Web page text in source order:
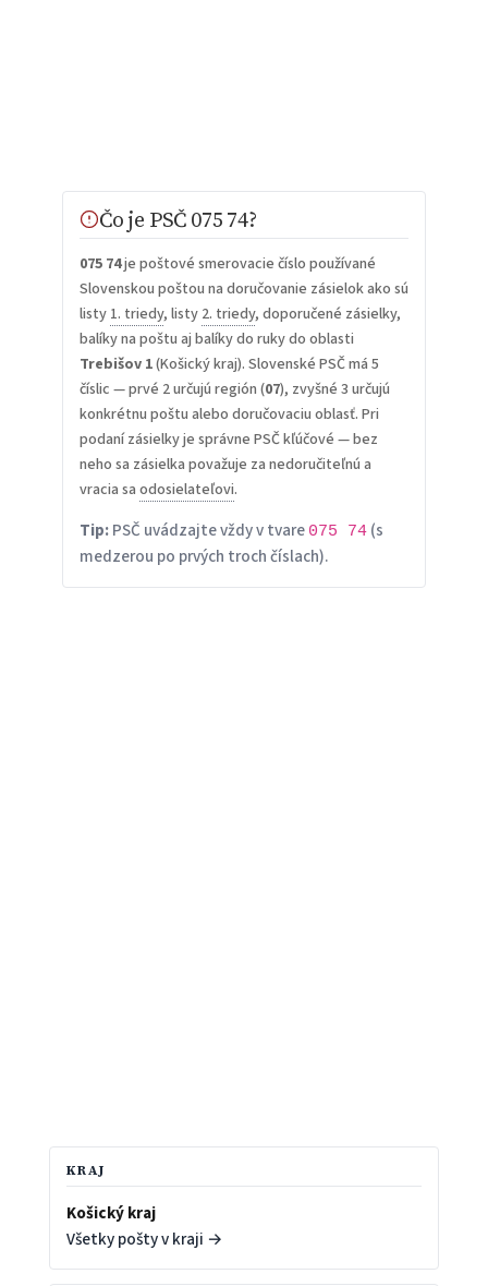
Čo je PSČ 075 74?
075 74je poštové smerovacie číslo používané
Slovenskou poštou na doručovanie zásielok ako sú
listy 1. triedy, listy 2. triedy, doporučené zásielky,
balíky na poštu aj balíky do ruky do oblasti
Trebišov 1(Košický kraj). Slovenské PSČ má 5
číslic — prvé 2 určujú región (07), zvyšné 3 určujú
konkrétnu poštu alebo doručovaciu oblasť. Pri
podaní zásielky je správne PSČ kľúčové — bez
neho sa zásielka považuje za nedoručiteľnú a
vracia sa odosielateľovi.
Tip:PSČ uvádzajte vždy v tvare 075 74(s
medzerou po prvých troch číslach).
KRAJ
Košický kraj
Všetky pošty v kraji →